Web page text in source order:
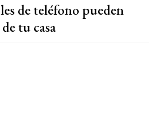
de teléfono pueden
tu casa